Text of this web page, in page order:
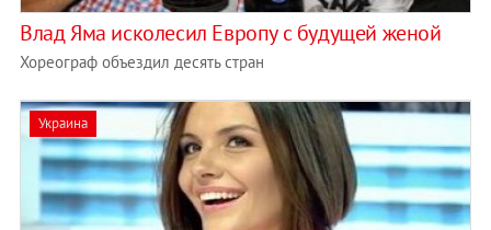
Влад Яма исколесил Европу с будущей женой
Хореограф объездил десять стран
Украина